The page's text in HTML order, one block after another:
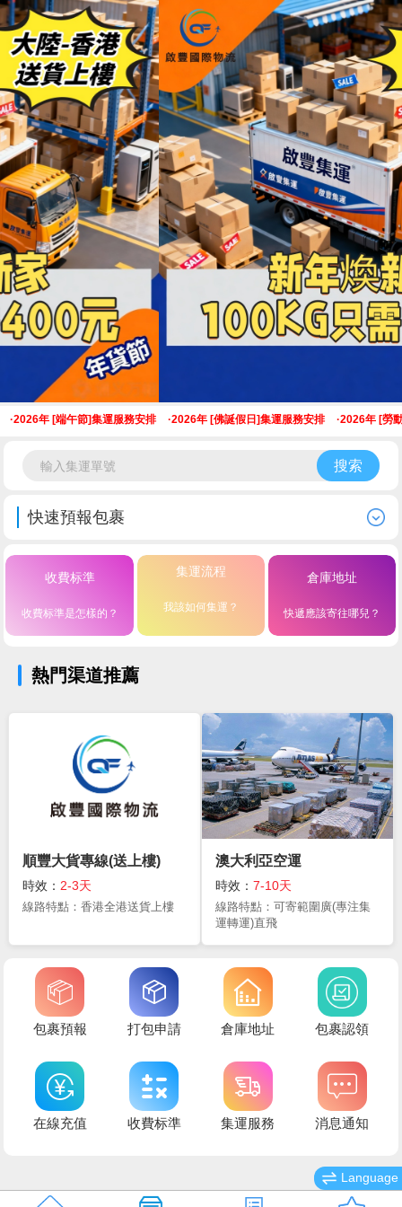
2026年 [端午節]集運服務安排 2026年 [佛誕假日]集運服務安排 2026年 [勞動
搜索
快速預報包裹
收費标準
收費标準是怎樣的？
集運流程
我該如何集運？
倉庫地址
快遞應該寄往哪兒？
熱門渠道推薦
順豐大貨專線(送上樓)
時效： 2-3天
線路特點：香港全港送貨上樓
澳大利亞空運
時效： 7-10天
線路特點：可寄範圍廣(專注集
運轉運)直飛
包裹預報 打包申請 倉庫地址 包裹認領
在線充值 收費标準 集運服務 消息通知
Language